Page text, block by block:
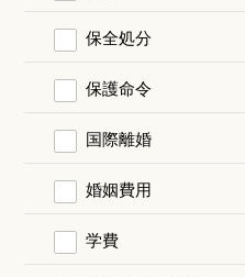
保全処分
保護命令
国際離婚
婚姻費用
学費